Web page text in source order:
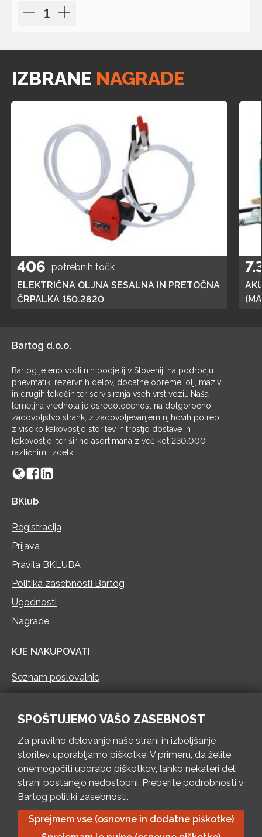
IZBRANE NAGRADE
406 potrebnih točk
ELEKTRIČNA OLJNA SESALNA IN PRETOČNA
ČRPALKA 150.2820
Bartog d.o.o.
Bartog je eno vodilnih podjetij v Sloveniji na področju
pnevmatik, rezervnih delov, dodatne opreme, olj, maziv
in drugih tekočin ter servisiranja vseh vrst vozil. Naša
temeljna vrednota je osredotočenost na dolgoročno
zadovoljstvo strank, z zadovoljevanjem njihovih potreb,
z visoko kakovostjo storitev, hitrostjo dostave in
kakovostjo, ter širino asortimana z več kot 230.000
različnimi izdelki.
BKlub
Registracija
Prijava
Pravila BKLUBA
Politika zasebnosti Bartog
Ugodnosti
Nagrade
KJE NAKUPOVATI
Seznam poslovalnic
PON – PET 8 – 18 h / SOB 8 – 12 h
Pošlji e-mail
Izpolni kontaktni obrazec
Bartog d.o.o. Trebnje | ID: SI79128718 | IBAN: SI56 1010 0003
SPOŠTUJEMO VAŠO ZASEBNOST
Za pravilno delovanje naše strani in izboljšanje
storitev uporabljamo piškotke. V primeru, da želite
onemogočiti uporabo piškotkov, lahko nekateri deli
strani postanejo nedostopni. Preberite podrobnosti v
Bartog politiki zasebnosti.
Sprejmem vse (osnovne in dodatne piškotke)